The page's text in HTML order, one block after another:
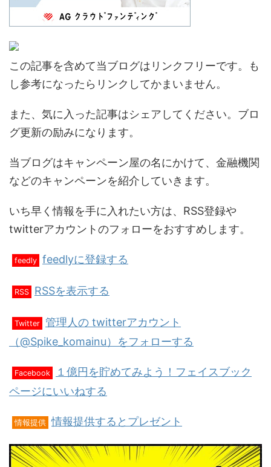
この記事を含めて当ブログはリンクフリーです。も
し参考になったらリンクしてかまいません。
また、気に入った記事はシェアしてください。ブロ
グ更新の励みになります。
当ブログはキャンペーン屋の名にかけて、金融機関
などのキャンペーンを紹介していきます。
いち早く情報を手に入れたい方は、RSS登録や
twitterアカウントのフォローをおすすめします。
feedly feedlyに登録する
RSS RSSを表示する
Twitter 管理人の twitterアカウント
（@Spike_komainu）をフォローする
Facebook
１億円を貯めてみよう！フェイスブック
ページにいいねする
情報提供 情報提供するとプレゼント